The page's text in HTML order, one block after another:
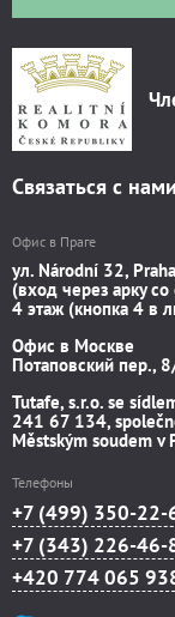
Связаться с нами
Офис в Праге
ул. Národní 32,
(вход через арку
4 этаж (кнопка 4 в
Офис в Москве
Потаповский пер.,
Tutafe, s.r.o. se
241 67 134,
Městským soudem
Телефоны
+7 (499) 350-22-
+7 (343) 226-46-
+420 774 065